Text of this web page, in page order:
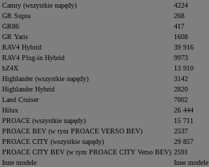
Camry (wszystkie napędy)
4224
GR Supra
268
GR86
417
GR Yaris
1608
RAV4 Hybrid
39 916
RAV4 Plug-in Hybrid
9973
bZ4X
13 910
Highlander (wszystkie napędy)
3142
Highlander Hybrid
2820
Land Cruiser
7002
Hilux
26 444
PROACE (wszystkie napędy)
15 711
PROACE BEV (w tym PROACE VERSO BEV)
2537
PROACE CITY (wszystkie napędy)
29 857
PROACE CITY BEV (w tym PROACE CITY Verso BEV) 2591
Inne modele
Inne modele